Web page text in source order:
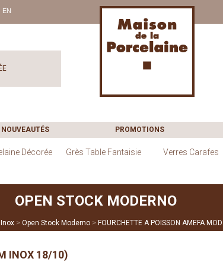
EN
NOUVEAUTÉS PROMOTIONS
Décorée Grès Table Fantaisie Verres Carafes
OPEN STOCK MODERNO
> Open Stock Moderno > FOURCHETTE A POISSON AMEFA
INOX 18/10)